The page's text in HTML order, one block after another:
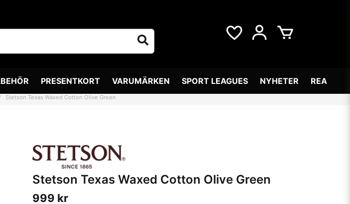
PRESENTKORT VARUMÄRKEN SPORT LEAGUES NYHETER REA
Stetson Texas Waxed Cotton Olive Green
Stetson Texas Waxed Cotton Olive Green
999 kr